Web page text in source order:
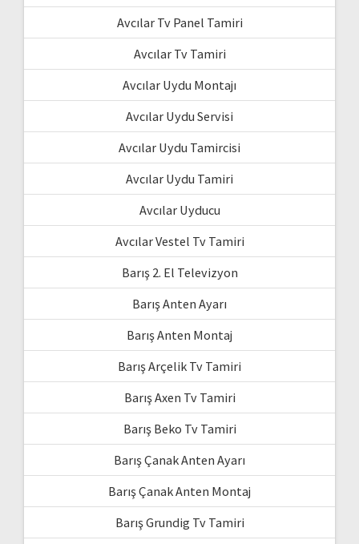
Avcılar Tv Panel Tamiri
Avcılar Tv Tamiri
Avcılar Uydu Montajı
Avcılar Uydu Servisi
Avcılar Uydu Tamircisi
Avcılar Uydu Tamiri
Avcılar Uyducu
Avcılar Vestel Tv Tamiri
Barış 2. El Televizyon
Barış Anten Ayarı
Barış Anten Montaj
Barış Arçelik Tv Tamiri
Barış Axen Tv Tamiri
Barış Beko Tv Tamiri
Barış Çanak Anten Ayarı
Barış Çanak Anten Montaj
Barış Grundig Tv Tamiri